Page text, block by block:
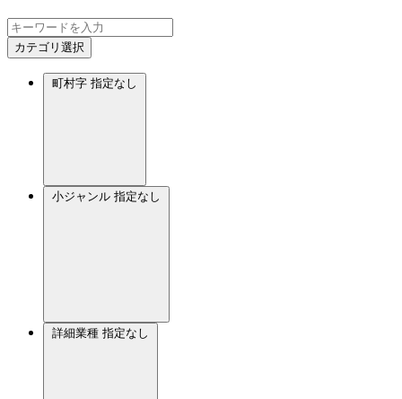
カテゴリ選択
町村字 指定なし
小ジャンル 指定なし
詳細業種 指定なし